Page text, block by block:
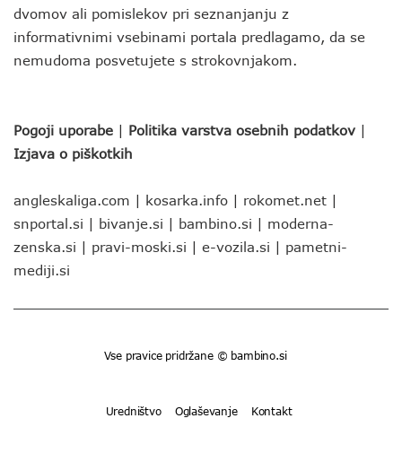
dvomov ali pomislekov pri seznanjanju z
informativnimi vsebinami portala predlagamo, da se
nemudoma posvetujete s strokovnjakom.
Pogoji uporabe | Politika varstva osebnih podatkov |
Izjava o piškotkih
angleskaliga.com | kosarka.info | rokomet.net |
snportal.si | bivanje.si | bambino.si | moderna-
zenska.si | pravi-moski.si | e-vozila.si | pametni-
mediji.si
Vse pravice pridržane © bambino.si
Uredništvo Oglaševanje Kontakt